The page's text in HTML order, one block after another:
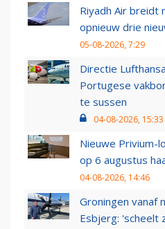
Riyadh Air breidt
opnieuw drie
05-08-2026, 7:29
Directie
Portugese
te sussen
04-08-2026, 15:33
Nieuwe Privium-
op 6 augustus
04-08-2026, 14:46
Groningen vanaf
Esbjerg: 'scheelt